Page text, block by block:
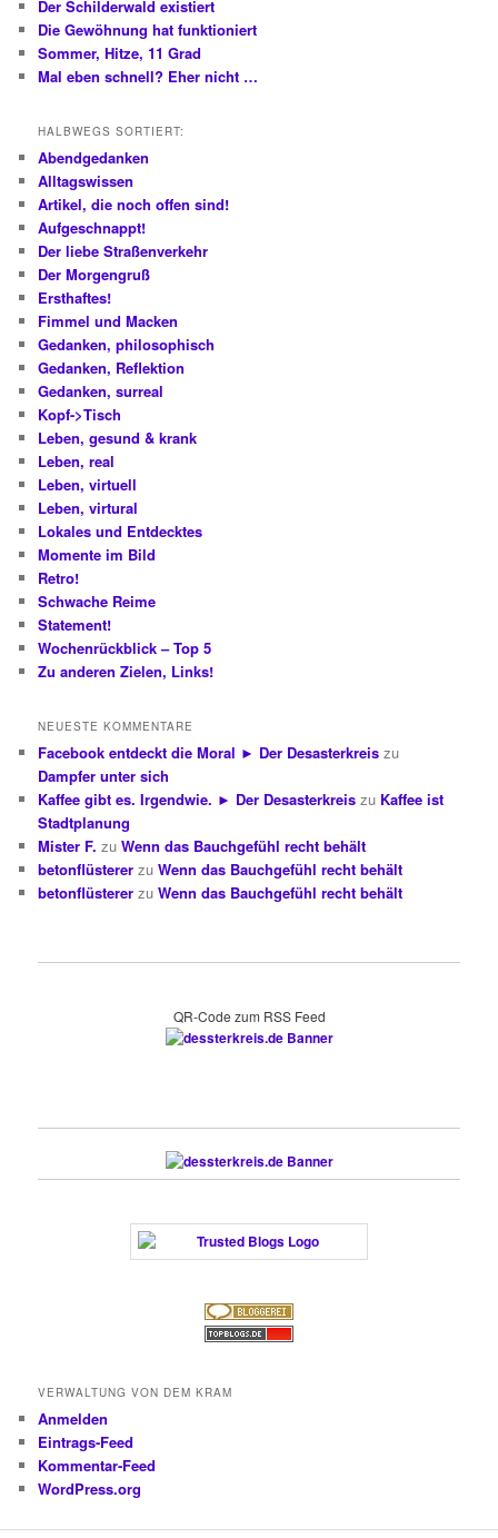
Der Schilderwald existiert
Die Gewöhnung hat funktioniert
Sommer, Hitze, 11 Grad
Mal eben schnell? Eher nicht …
HALBWEGS SORTIERT:
Abendgedanken
Alltagswissen
Artikel, die noch offen sind!
Aufgeschnappt!
Der liebe Straßenverkehr
Der Morgengruß
Ersthaftes!
Fimmel und Macken
Gedanken, philosophisch
Gedanken, Reflektion
Gedanken, surreal
Kopf->Tisch
Leben, gesund & krank
Leben, real
Leben, virtuell
Leben, virtural
Lokales und Entdecktes
Momente im Bild
Retro!
Schwache Reime
Statement!
Wochenrückblick – Top 5
Zu anderen Zielen, Links!
NEUESTE KOMMENTARE
Facebook entdeckt die Moral ► Der Desasterkreis zu
Dampfer unter sich
Kaffee gibt es. Irgendwie. ► Der Desasterkreis zu Kaffee ist
Stadtplanung
Mister F. zuWenn das Bauchgefühl recht behält
betonflüsterer zuWenn das Bauchgefühl recht behält
betonflüsterer zuWenn das Bauchgefühl recht behält
QR-Code zum RSS Feed
VERWALTUNG VON DEM KRAM
Anmelden
Eintrags-Feed
Kommentar-Feed
WordPress.org